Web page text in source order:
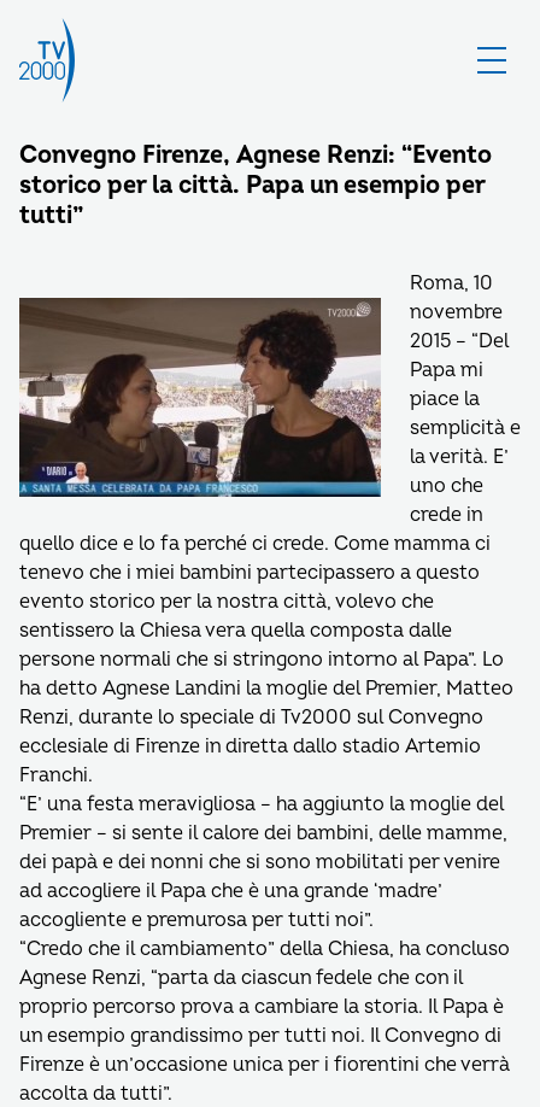
Convegno Firenze, Agnese Renzi: “Evento
storico per la città. Papa un esempio per
tutti”
Roma, 10
novembre
2015 – “Del
Papa mi
piace la
semplicità e
la verità. E’
uno che
crede in
quello dice e lo fa perché ci crede. Come mamma ci
tenevo che i miei bambini partecipassero a questo
evento storico per la nostra città, volevo che
sentissero la Chiesa vera quella composta dalle
persone normali che si stringono intorno al Papa”. Lo
ha detto Agnese Landini la moglie del Premier, Matteo
Renzi, durante lo speciale di Tv2000 sul Convegno
ecclesiale di Firenze in diretta dallo stadio Artemio
Franchi.
“E’ una festa meravigliosa – ha aggiunto la moglie del
Premier – si sente il calore dei bambini, delle mamme,
dei papà e dei nonni che si sono mobilitati per venire
ad accogliere il Papa che è una grande ‘madre’
accogliente e premurosa per tutti noi”.
“Credo che il cambiamento” della Chiesa, ha concluso
Agnese Renzi, “parta da ciascun fedele che con il
proprio percorso prova a cambiare la storia. Il Papa è
un esempio grandissimo per tutti noi. Il Convegno di
Firenze è un’occasione unica per i fiorentini che verrà
accolta da tutti”.